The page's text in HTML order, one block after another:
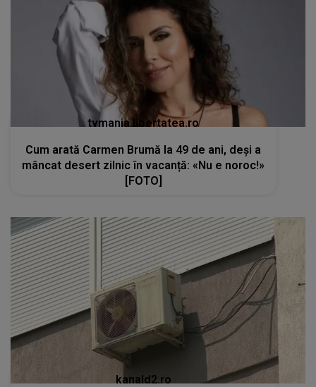
tvmania.libertatea.ro
Cum arată Carmen Brumă la 49 de ani, deși a
mâncat desert zilnic în vacanță: «Nu e noroc!»
[FOTO]
kanald2.ro